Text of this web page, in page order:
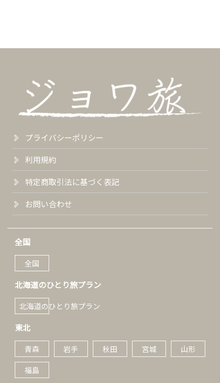
プライバシーポリシー
利用規約
特定商取引法に基づく表記
お問い合わせ
全国
全国
北海道のひとり旅プラン
北海道のひとり旅プラン
東北
青森 岩手 秋田 宮城 山形
福島